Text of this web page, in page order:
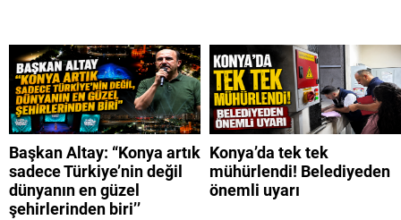
Başkan Altay: “Konya artık
sadece Türkiye’nin değil
dünyanın en güzel
şehirlerinden biri’’
Konya’da tek tek
mühürlendi! Belediyeden
önemli uyarı